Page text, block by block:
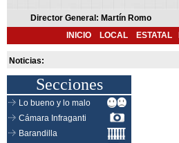
Director General: Martín Romo
INICIO
LOCAL ESTATAL
Noticias:
Secciones
Lo bueno y lo malo
Cámara Infraganti
Barandilla